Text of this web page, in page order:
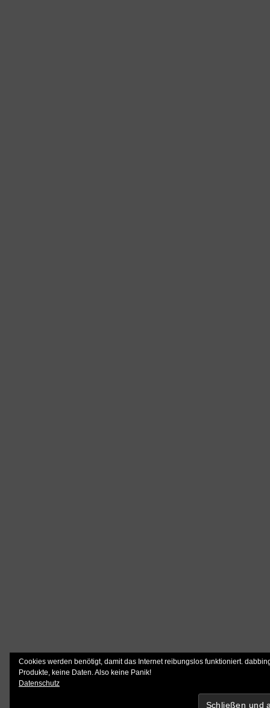
Cookies werden benötigt, damit das Internet reibungslos funktioniert.
Produkte, keine Daten. Also keine Panik!
Datenschutz